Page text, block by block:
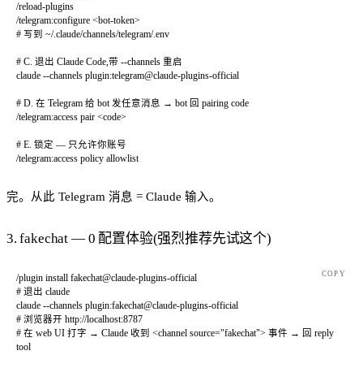
/reload-plugins
/telegram:configure <bot-token>
# 写到 ~/.claude/channels/telegram/.env
# C. 退出 Claude Code,带 --channels 重启
claude --channels plugin:telegram@claude-plugins-official
# D. 在 Telegram 给 bot 发任意消息 → bot 回 pairing code
/telegram:access pair <code>
# E. 锁定 — 只允许你账号
/telegram:access policy allowlist
完。从此 Telegram 消息 = Claude 输入。
3. fakechat — 0 配置体验(强烈推荐先试这个)
/plugin install fakechat@claude-plugins-official
# 退出 claude
claude --channels plugin:fakechat@claude-plugins-official
# 浏览器开 http://localhost:8787
# 在 web UI 打字 → Claude 收到 <channel source="fakechat"> 事件 → 回 reply
tool
COPY